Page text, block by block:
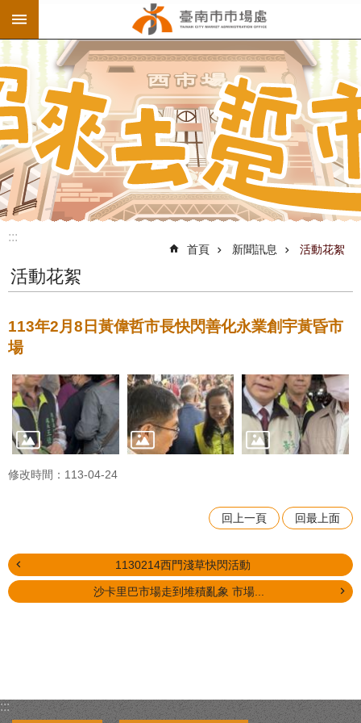
跳到主要內容區塊
:::
首頁 新聞訊息 活動花絮
活動花絮
113年2月8日黃偉哲市長快閃善化永業創宇黃昏市
場
修改時間：113-04-24
回上一頁 回最上面
1130214西門淺草快閃活動
沙卡里巴市場走到堆積亂象 市場...
:::